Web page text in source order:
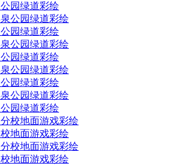
园绿道彩绘
园绿道彩绘
园绿道彩绘
园绿道彩绘
园绿道彩绘
地面游戏彩绘
地面游戏彩绘